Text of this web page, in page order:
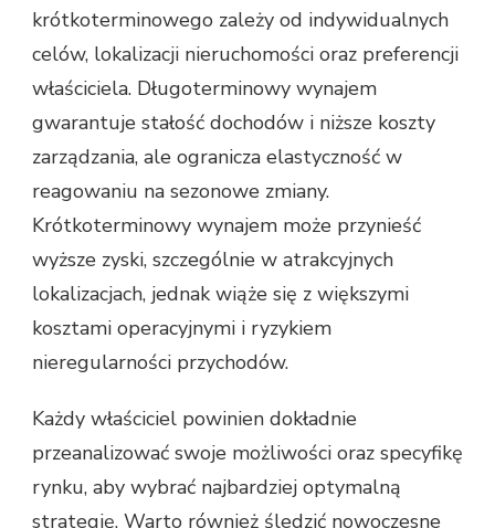
krótkoterminowego zależy od indywidualnych
celów, lokalizacji nieruchomości oraz preferencji
właściciela. Długoterminowy wynajem
gwarantuje stałość dochodów i niższe koszty
zarządzania, ale ogranicza elastyczność w
reagowaniu na sezonowe zmiany.
Krótkoterminowy wynajem może przynieść
wyższe zyski, szczególnie w atrakcyjnych
lokalizacjach, jednak wiąże się z większymi
kosztami operacyjnymi i ryzykiem
nieregularności przychodów.
Każdy właściciel powinien dokładnie
przeanalizować swoje możliwości oraz specyfikę
rynku, aby wybrać najbardziej optymalną
strategię. Warto również śledzić nowoczesne